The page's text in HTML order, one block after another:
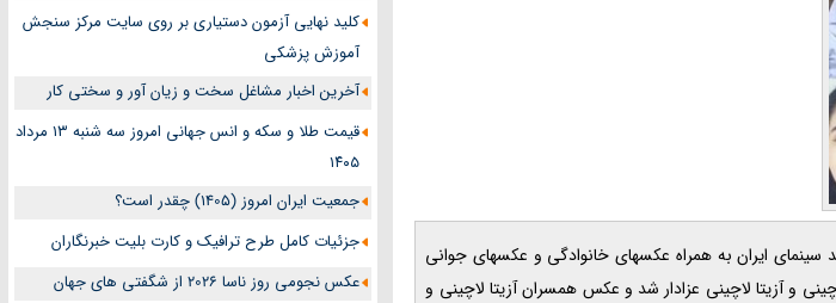
و دوبلور توانمند سینمای ایران به همراه عکسهای خانوادگی و عکسهای جوانی
و آزیتا لاچینی عزادار شد و عکس همسران آزیتا لاچینی و
کلید نهایی آزمون دستیاری بر روی سایت مرکز سنجش
آموزش پزشکی
آخرین اخبار مشاغل سخت و زیان آور و سختی کار
قیمت طلا و سکه و انس جهانی امروز سه شنبه ۱۳ مرداد
۱۴۰۵
جمعیت ایران امروز (1405) چقدر است؟
جزئیات کامل طرح ترافیک و کارت بلیت خبرنگاران
عکس نجومی روز ناسا 2026 از شگفتی های جهان